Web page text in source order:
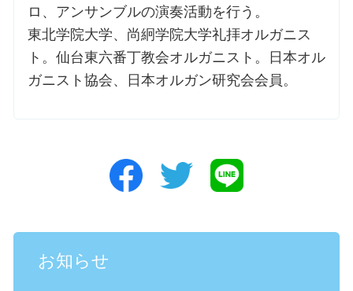
ロ、アンサンブルの演奏活動を行う。
東北学院大学、尚絅学院大学礼拝オルガニス
ト。仙台東六番丁教会オルガニスト。日本オル
ガニスト協会、日本オルガン研究会会員。
お知らせ